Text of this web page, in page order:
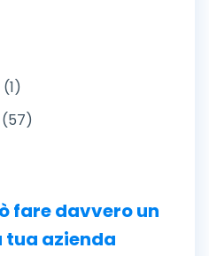
fare davvero un
tua azienda